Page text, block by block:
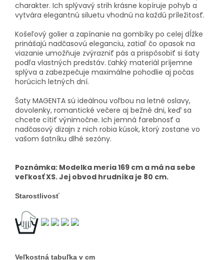
charakter. Ich splývavý strih krásne kopíruje pohyb a
vytvára elegantnú siluetu vhodnú na každú príležitosť.
Košeľový golier a zapínanie na gombíky po celej dĺžke
prinášajú nadčasovú eleganciu, zatiaľ čo opasok na
viazanie umožňuje zvýrazniť pás a prispôsobiť si šaty
podľa vlastných predstáv. Ľahký materiál príjemne
splýva a zabezpečuje maximálne pohodlie aj počas
horúcich letných dní.
Šaty MAGENTA sú ideálnou voľbou na letné oslavy,
dovolenky, romantické večere aj bežné dni, keď sa
chcete cítiť výnimočne. Ich jemná farebnosť a
nadčasový dizajn z nich robia kúsok, ktorý zostane vo
vašom šatníku dlhé sezóny.
Poznámka: Modelka meria 169 cm a má na sebe
veľkosť XS. Jej obvod hrudníka je 80 cm.
Starostlivosť
Veľkostná tabuľka v cm